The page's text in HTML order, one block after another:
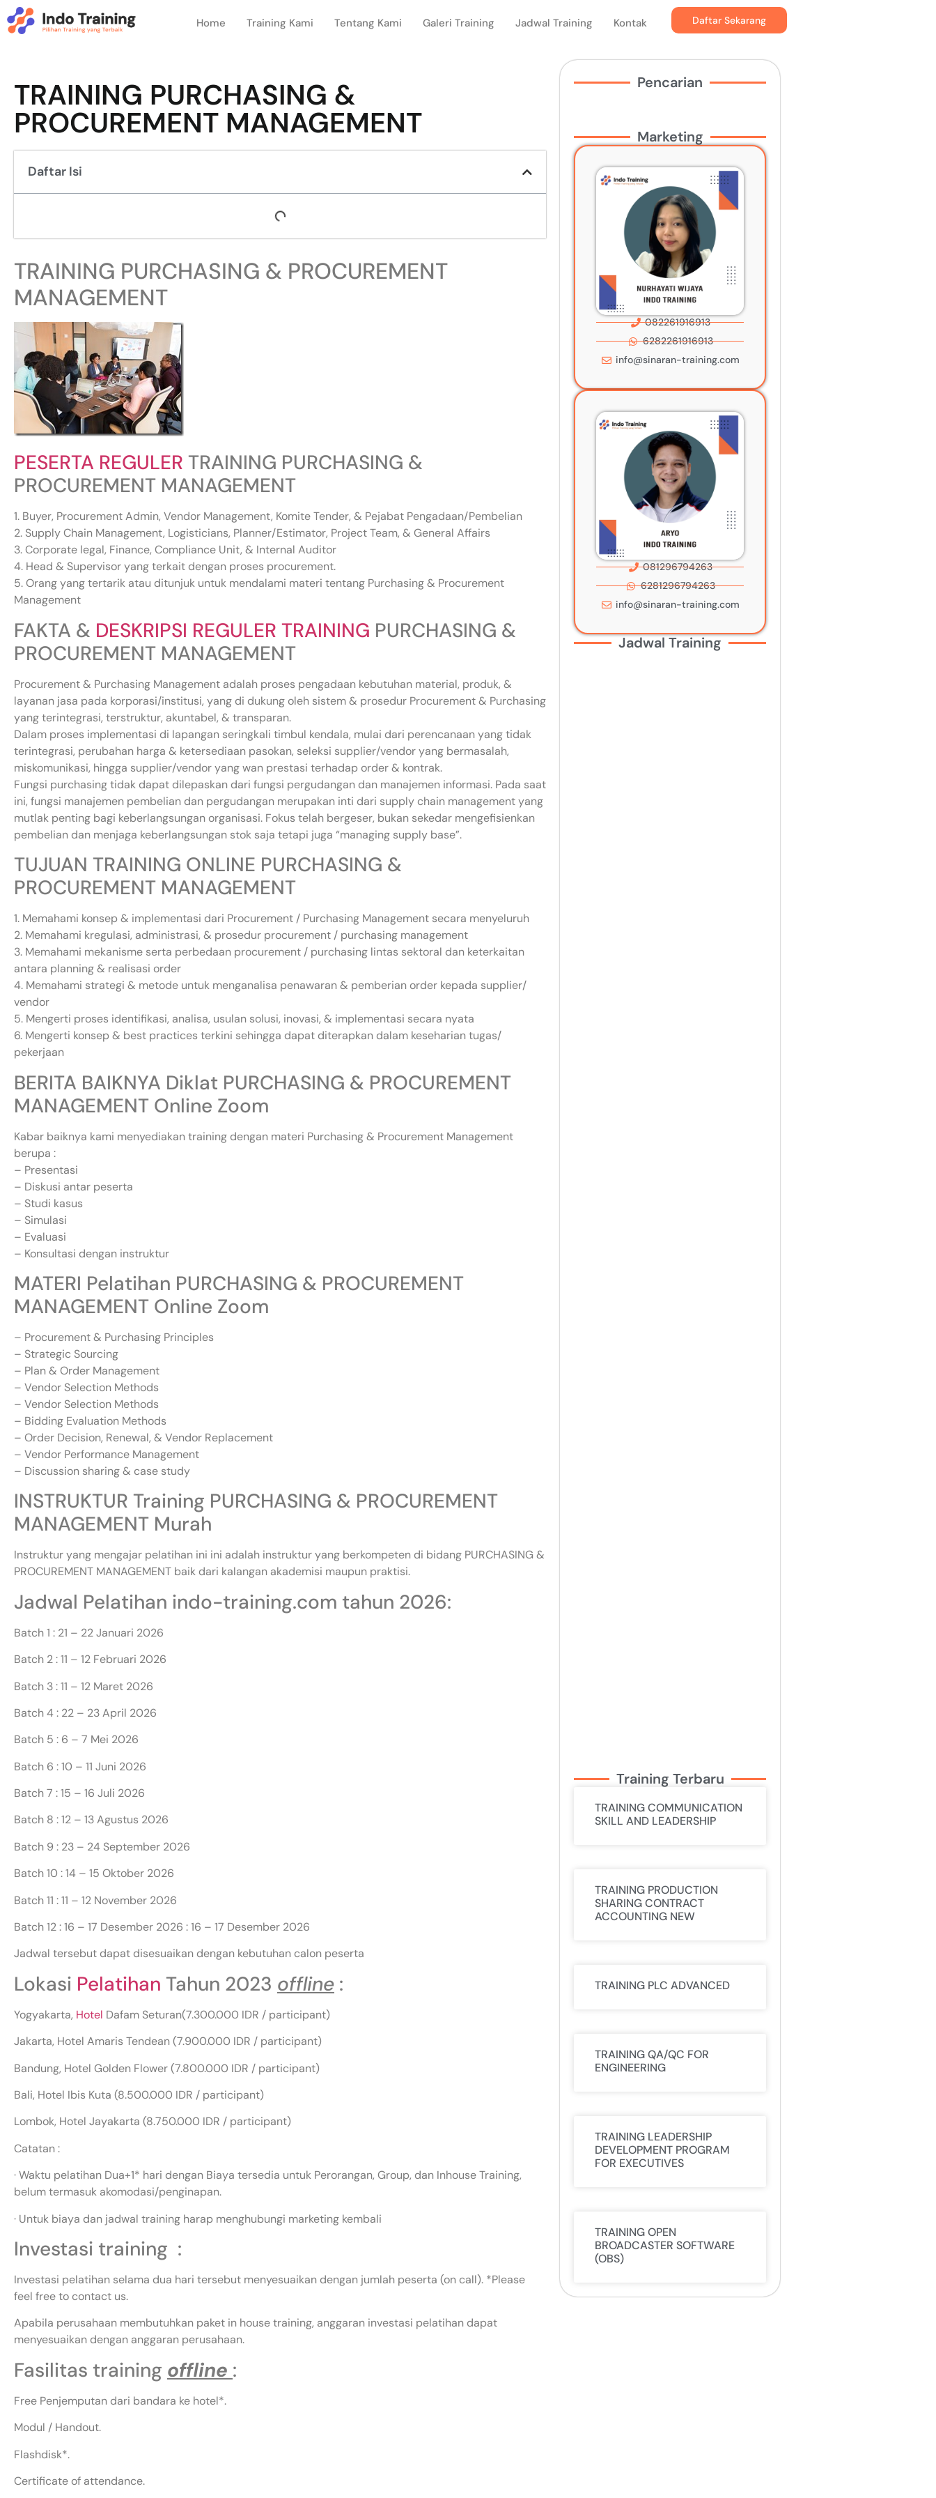
Home Training Kami Tentang Kami Galeri Training Jadwal Training Kontak Daftar Sekarang
TRAINING PURCHASING &
PROCUREMENT MANAGEMENT
Daftar Isi
TRAINING PURCHASING & PROCUREMENT
MANAGEMENT
PESERTA REGULER TRAINING PURCHASING &
PROCUREMENT MANAGEMENT
1. Buyer, Procurement Admin, Vendor Management, Komite Tender, & Pejabat Pengadaan/Pembelian
2. Supply Chain Management, Logisticians, Planner/Estimator, Project Team, & General Affairs
3. Corporate legal, Finance, Compliance Unit, & Internal Auditor
4. Head & Supervisor yang terkait dengan proses procurement.
5. Orang yang tertarik atau ditunjuk untuk mendalami materi tentang Purchasing & Procurement
Management
FAKTA & DESKRIPSI REGULER TRAINING PURCHASING &
PROCUREMENT MANAGEMENT
Procurement & Purchasing Management adalah proses pengadaan kebutuhan material, produk, &
layanan jasa pada korporasi/institusi, yang di dukung oleh sistem & prosedur Procurement & Purchasing
yang terintegrasi, terstruktur, akuntabel, & transparan.
Dalam proses implementasi di lapangan seringkali timbul kendala, mulai dari perencanaan yang tidak
terintegrasi, perubahan harga & ketersediaan pasokan, seleksi supplier/vendor yang bermasalah,
miskomunikasi, hingga supplier/vendor yang wan prestasi terhadap order & kontrak.
Fungsi purchasing tidak dapat dilepaskan dari fungsi pergudangan dan manajemen informasi. Pada saat
ini, fungsi manajemen pembelian dan pergudangan merupakan inti dari supply chain management yang
mutlak penting bagi keberlangsungan organisasi. Fokus telah bergeser, bukan sekedar mengefisienkan
pembelian dan menjaga keberlangsungan stok saja tetapi juga “managing supply base”.
TUJUAN TRAINING ONLINE PURCHASING &
PROCUREMENT MANAGEMENT
1. Memahami konsep & implementasi dari Procurement / Purchasing Management secara menyeluruh
2. Memahami kregulasi, administrasi, & prosedur procurement / purchasing management
3. Memahami mekanisme serta perbedaan procurement / purchasing lintas sektoral dan keterkaitan
antara planning & realisasi order
4. Memahami strategi & metode untuk menganalisa penawaran & pemberian order kepada supplier/
vendor
5. Mengerti proses identifikasi, analisa, usulan solusi, inovasi, & implementasi secara nyata
6. Mengerti konsep & best practices terkini sehingga dapat diterapkan dalam keseharian tugas/
pekerjaan
BERITA BAIKNYA Diklat PURCHASING & PROCUREMENT
MANAGEMENT Online Zoom
Kabar baiknya kami menyediakan training dengan materi Purchasing & Procurement Management
berupa :
– Presentasi
– Diskusi antar peserta
– Studi kasus
– Simulasi
– Evaluasi
– Konsultasi dengan instruktur
MATERI Pelatihan PURCHASING & PROCUREMENT
MANAGEMENT Online Zoom
– Procurement & Purchasing Principles
– Strategic Sourcing
– Plan & Order Management
– Vendor Selection Methods
– Vendor Selection Methods
– Bidding Evaluation Methods
– Order Decision, Renewal, & Vendor Replacement
– Vendor Performance Management
– Discussion sharing & case study
INSTRUKTUR Training PURCHASING & PROCUREMENT
MANAGEMENT Murah
Instruktur yang mengajar pelatihan ini ini adalah instruktur yang berkompeten di bidang PURCHASING &
PROCUREMENT MANAGEMENT baik dari kalangan akademisi maupun praktisi.
Jadwal Pelatihan indo-training.com tahun 2026:
Batch 1 : 21 – 22 Januari 2026
Batch 2 : 11 – 12 Februari 2026
Batch 3 : 11 – 12 Maret 2026
Batch 4 : 22 – 23 April 2026
Batch 5 : 6 – 7 Mei 2026
Batch 6 : 10 – 11 Juni 2026
Batch 7 : 15 – 16 Juli 2026
Batch 8 : 12 – 13 Agustus 2026
Batch 9 : 23 – 24 September 2026
Batch 10 : 14 – 15 Oktober 2026
Batch 11 : 11 – 12 November 2026
Batch 12 : 16 – 17 Desember 2026 : 16 – 17 Desember 2026
Jadwal tersebut dapat disesuaikan dengan kebutuhan calon peserta
Lokasi Pelatihan Tahun 2023 offline :
Yogyakarta, Hotel Dafam Seturan(7.300.000 IDR / participant)
Jakarta, Hotel Amaris Tendean (7.900.000 IDR / participant)
Bandung, Hotel Golden Flower (7.800.000 IDR / participant)
Bali, Hotel Ibis Kuta (8.500.000 IDR / participant)
Lombok, Hotel Jayakarta (8.750.000 IDR / participant)
Catatan :
· Waktu pelatihan Dua+1* hari dengan Biaya tersedia untuk Perorangan, Group, dan Inhouse Training,
belum termasuk akomodasi/penginapan.
· Untuk biaya dan jadwal training harap menghubungi marketing kembali
Investasi training :
Investasi pelatihan selama dua hari tersebut menyesuaikan dengan jumlah peserta (on call). *Please
feel free to contact us.
Apabila perusahaan membutuhkan paket in house training, anggaran investasi pelatihan dapat
menyesuaikan dengan anggaran perusahaan.
Fasilitas training offline :
Free Penjemputan dari bandara ke hotel*.
Modul / Handout.
Flashdisk*.
Certificate of attendance.
Pencarian
Marketing
082261916913
6282261916913
info@sinaran-training.com
081296794263
6281296794263
info@sinaran-training.com
Jadwal Training
Training Terbaru
TRAINING COMMUNICATION
SKILL AND LEADERSHIP
TRAINING PRODUCTION
SHARING CONTRACT
ACCOUNTING NEW
TRAINING PLC ADVANCED
TRAINING QA/QC FOR
ENGINEERING
TRAINING LEADERSHIP
DEVELOPMENT PROGRAM
FOR EXECUTIVES
TRAINING OPEN
BROADCASTER SOFTWARE
(OBS)